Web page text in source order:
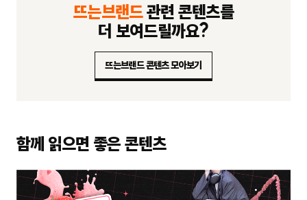
뜨는브랜드관련 콘텐츠를
더 보여드릴까요?
뜨는브랜드 콘텐츠 모아보기
함께 읽으면 좋은 콘텐츠